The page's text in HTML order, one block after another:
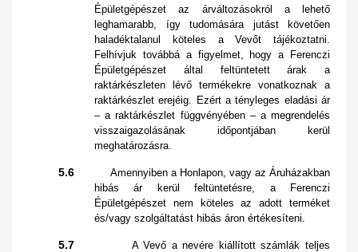
Épületgépészet az árváltozásokról a lehető
leghamarabb, így tudomására jutást követően
haladéktalanul köteles a Vevőt tájékoztatni.
Felhívjuk továbbá a figyelmet, hogy a Ferenczi
Épületgépészet által feltüntetett árak a
raktárkészleten lévő termékekre vonatkoznak a
raktárkészlet erejéig. Ezért a tényleges eladási ár
– a raktárkészlet függvényében – a megrendelés
visszaigazolásának időpontjában kerül
meghatározásra.
5.6 Amennyiben a Honlapon, vagy az Áruházakban
hibás ár kerül feltüntetésre, a Ferenczi
Épületgépészet nem köteles az adott terméket
és/vagy szolgáltatást hibás áron értékesíteni.
5.7 A Vevő a nevére kiállított számlák teljes